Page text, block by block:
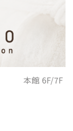
本館 6F/7F